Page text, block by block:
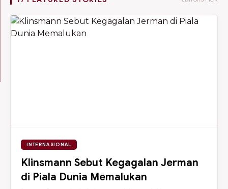
INTERNASIONAL
Klinsmann Sebut Kegagalan Jerman
di Piala Dunia Memalukan